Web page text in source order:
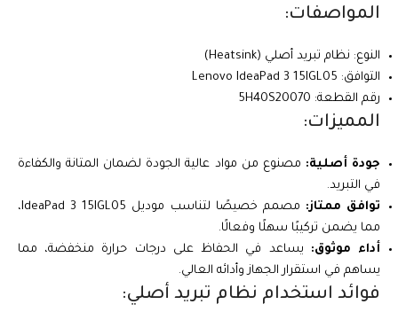
المواصفات:
النوع: نظام تبريد أصلي (Heatsink)
التوافق: Lenovo IdeaPad 3 15IGL05
رقم القطعة: 5H40S20070
المميزات:
جودة أصلية: مصنوع من مواد عالية الجودة لضمان المتانة والكفاءة
في التبريد.
توافق ممتاز:
مصمم خصيصًا لتناسب موديل IdeaPad 3 15IGL05،
مما يضمن تركيبًا سهلًا وفعالًا.
أداء موثوق: يساعد في الحفاظ على درجات حرارة منخفضة، مما
يساهم في استقرار الجهاز وأدائه العالي.
فوائد استخدام نظام تبريد أصلي: